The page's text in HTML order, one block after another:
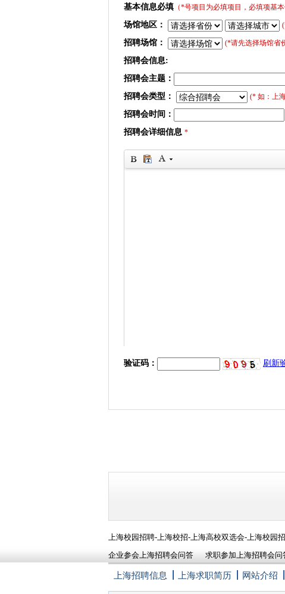
基本信息必填 （*号项目为必填项目，必填项基
场馆地区：
招聘场馆： (*请先选择场馆省
招聘会信息:
招聘会主题：
招聘会类型： (* 如：上
招聘会时间：
招聘会详细信息 *
验证码： 刷新
上海校园招聘-上海校招-上海高校双选会-上海校园
企业参会上海招聘会问答 求职参加上海招聘会问
上海招聘信息 上海求职简历 网站介绍